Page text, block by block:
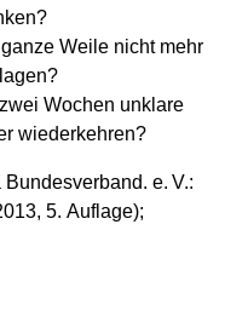
Weile nicht mehr
Wochen unklare
wiederkehren?
e. V.:
5. Auflage);